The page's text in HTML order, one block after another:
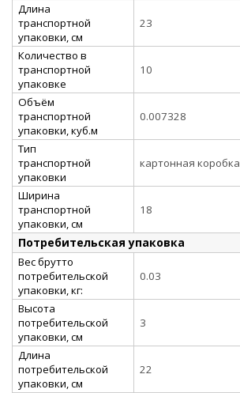
Длина
транспортной
упаковки, см
23
Количество в
транспортной
упаковке
10
Объём
транспортной
упаковки, куб.м
0.007328
Тип
транспортной
упаковки
картонная коробка
Ширина
транспортной
упаковки, см
18
Потребительская упаковка
Вес брутто
потребительской
упаковки, кг:
0.03
Высота
потребительской
упаковки, см
3
Длина
потребительской
упаковки, см
22